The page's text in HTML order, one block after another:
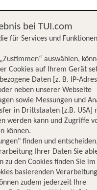
bei TUI.com
für Services und
auswählen,
Cookies auf Ihrem Gerät
Daten [z. B. IP-
neben unserer Webseite
sowie Messungen und
in Drittstaaten [z.B. USA]
werden kann und Zugriffe
können.
finden und
Ihrer Daten Sie
den Cookies finden Sie im
basierenden
zudem jederzeit Ihre